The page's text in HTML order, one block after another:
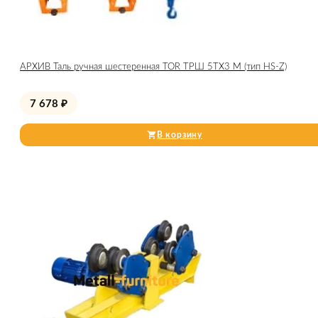
АРХИВ Таль ручная шестеренная TOR ТРШ 5ТХ3 М (тип HS-Z)
7 678 ₽
В корзину